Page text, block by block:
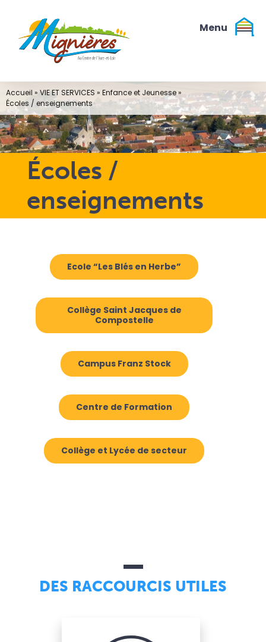
contenu
Écoles /
enseignements
Accueil » VIE ET SERVICES » Enfance et Jeunesse»
Écoles / enseignements
Ecole “Les Blés en Herbe”
Collège Saint Jacques de
Compostelle
Campus Franz Stock
Centre de Formation
Collège et Lycée de secteur
DES RACCOURCIS UTILES